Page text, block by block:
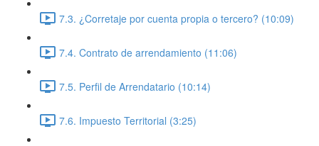
7.3. ¿Corretaje por cuenta propia o tercero? (10:09)
7.4. Contrato de arrendamiento (11:06)
7.5. Perfil de Arrendatario (10:14)
7.6. Impuesto Territorial (3:25)